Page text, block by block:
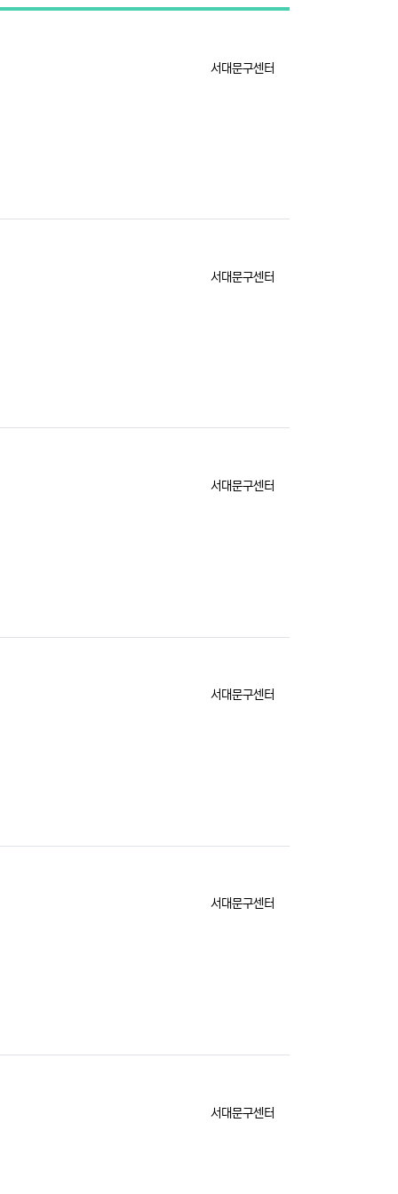
게시판 검색
등록자
서대문구센터
등록자
서대문구센터
등록자
서대문구센터
등록자
서대문구센터
등록자
서대문구센터
등록자
서대문구센터